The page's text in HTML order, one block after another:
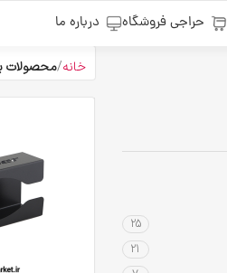
حراجی فروشگاه درباره ما
25
21
خانه محصولات